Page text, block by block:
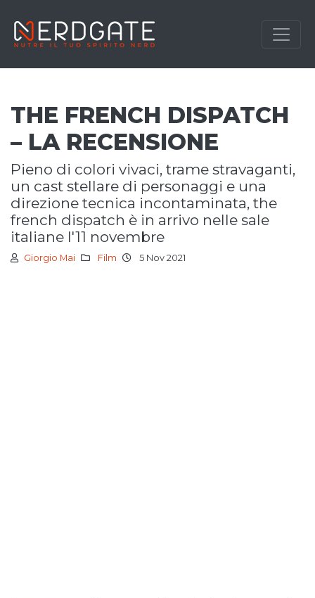
THE FRENCH DISPATCH
– LA RECENSIONE
pieno di colori vivaci, trame stravaganti,
un cast stellare di personaggi e una
direzione tecnica incontaminata, the
french dispatch è in arrivo nelle sale
italiane l'11 novembre
Giorgio Mai Film 5 Nov 2021